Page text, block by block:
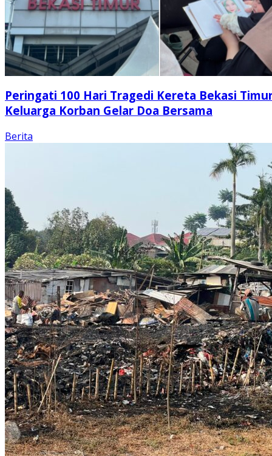
Peringati 100 Hari Tragedi Kereta Bekasi
Keluarga Korban Gelar Doa Bersama
Berita